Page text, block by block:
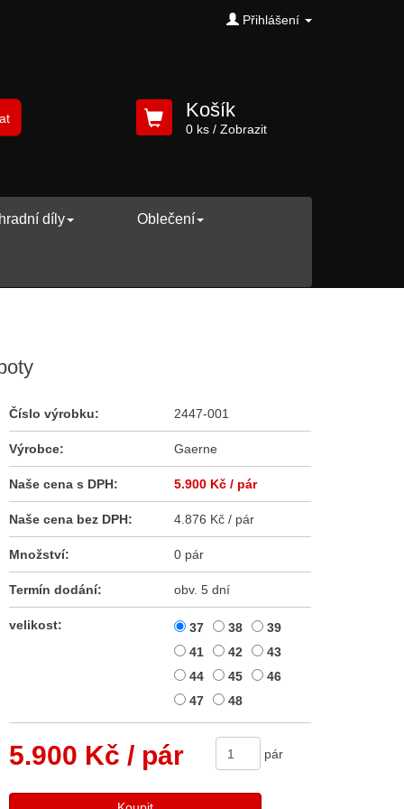
Přihlášení
Košík
0 ks/ Zobrazit
díly Oblečení
Číslo výrobku: 2447-001
Výrobce: Gaerne
Naše cena s DPH: 5.900 Kč / pár
Naše cena bez DPH: 4.876 Kč / pár
Množství: 0 pár
Termín dodání: obv. 5 dní
velikost: 37 38
39
41
42
43
44
45
46
47
48
5.900 Kč / pár pár